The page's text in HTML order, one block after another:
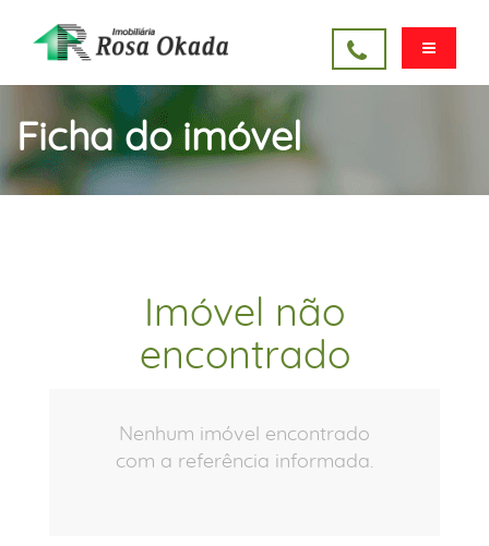
Ficha do imóvel
Imóvel não
encontrado
Nenhum imóvel encontrado
com a referência informada.